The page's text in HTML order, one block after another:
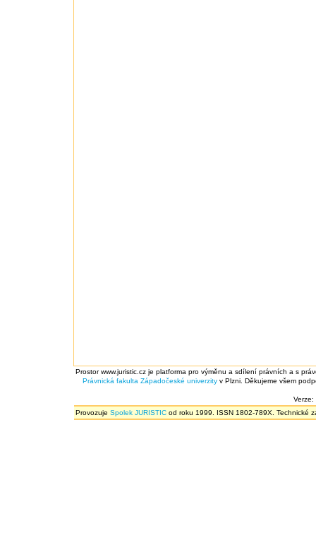
Prostor www.juristic.cz je platforma pro výměnu a sdílení právních a s
Právnická fakulta Západočeské univerzity v Plzni. Děkujeme všem
Verze:
Provozuje Spolek JURISTIC od roku 1999. ISSN 1802-789X. Technické